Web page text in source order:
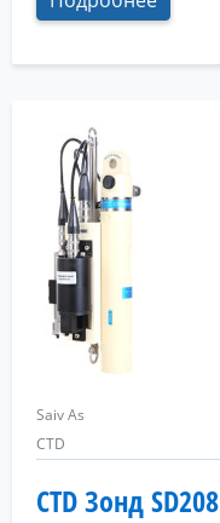
Saiv As
CTD
CTD Зонд SD208